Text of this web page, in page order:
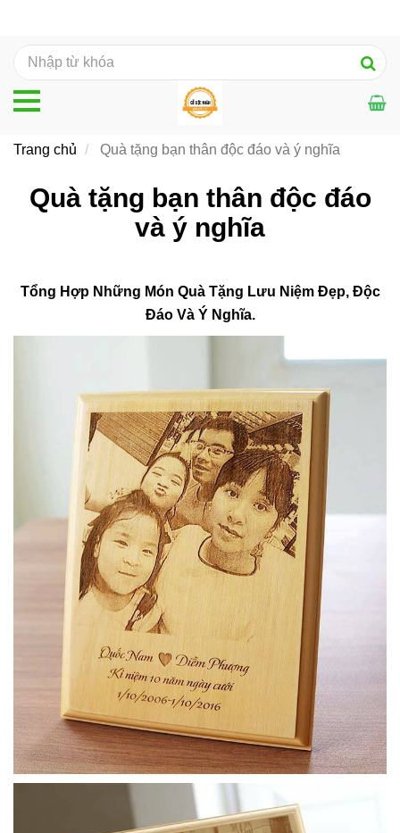
Quà tặng bạn thân độc đáo
và ý nghĩa
Tổng Hợp Những Món Quà Tặng Lưu Niệm Đẹp, Độc
Đáo Và Ý Nghĩa.
Trang chủ Quà tặng bạn thân độc đáo và ý nghĩa